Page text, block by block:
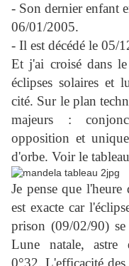
- Son dernier enfant
06/01/2005.
- Il est décédé le 05/
Et j'ai croisé dans le
éclipses solaires et
cité. Sur le plan
majeurs :
opposition et
d'orbe. Voir le
Je pense que l'heure
est exacte car
prison (09/02/90) se
Lune natale,
0°32. L'efficacité des